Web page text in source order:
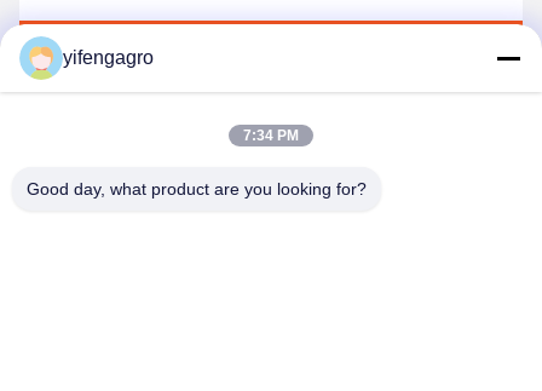
yifengagro
7:34 PM
Good day, what product are you looking for?